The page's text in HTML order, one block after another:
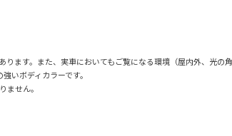
ます。また、実車においてもご覧になる環境（屋内外、光の
いボディカラーです。
ません。